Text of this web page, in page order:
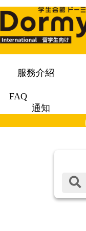
服務介紹
FAQ
通知